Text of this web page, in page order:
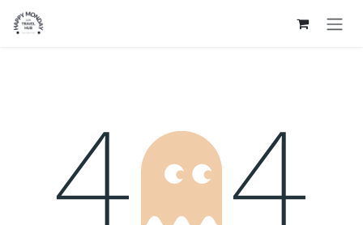
Se rendre au contenu